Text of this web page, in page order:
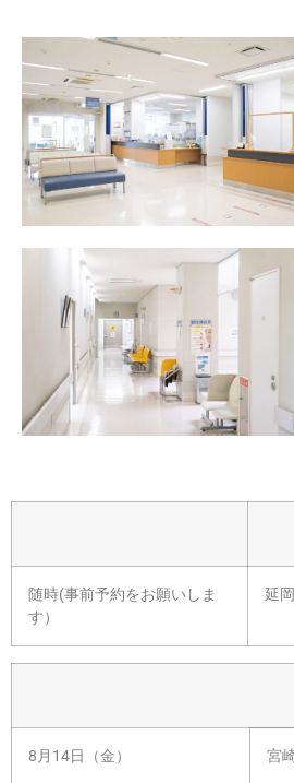
随時(事前予約をお願いしま
す）
延
8月14日（金） 宮